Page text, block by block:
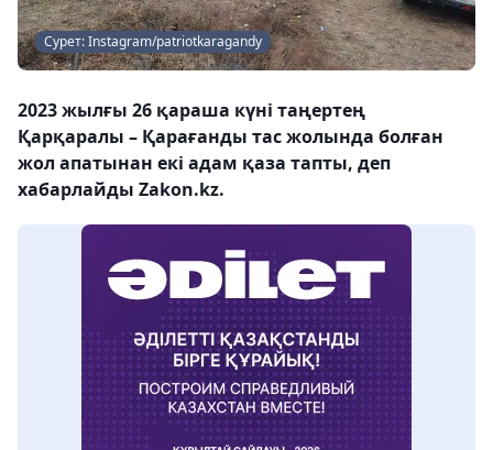
Сурет: Instagram/patriotkaragandy
2023 жылғы 26 қараша күні таңертең
Қарқаралы – Қарағанды ​​тас жолында болған
жол апатынан екі адам қаза тапты, деп
хабарлайды Zakon.kz.